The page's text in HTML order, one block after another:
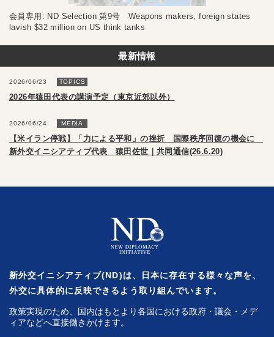
会員専用: ND Selection 第9号 Weapons makers, foreign states
lavish $32 million on US think tanks
最新情報
2026/06/23 TOPICS
2026年猿田代表の講演予定（東京近郊以外）
2026/06/24 MEDIA
【米イラン停戦】「力による平和」の挫折 国際秩序回復の機会に
新外交イニシアティブ代表 猿田佐世｜共同通信(26.6.20)
新外交イニシアティブ(ND)は、日本に存在する様々な声を、
外交に具体的に反映できるよう取り組んでいます。
政策実現のため、国内はもとより各国における政府・議会・メデ
ィアなどへ直接働きかけます。